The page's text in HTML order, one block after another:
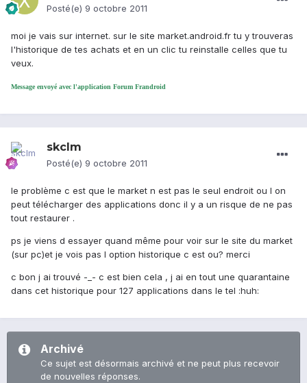
Posté(e) 9 octobre 2011
moi je vais sur internet. sur le site market.android.fr tu y trouveras
l'historique de tes achats et en un clic tu reinstalle celles que tu
veux.
Message envoyé avec l'application Forum Frandroid
skclm
Posté(e) 9 octobre 2011
le problème c est que le market n est pas le seul endroit ou l on
peut télécharger des applications donc il y a un risque de ne pas
tout restaurer .
ps je viens d essayer quand même pour voir sur le site du market
(sur pc)et je vois pas l option historique c est ou? merci
c bon j ai trouvé -_- c est bien cela , j ai en tout une quarantaine
dans cet historique pour 127 applications dans le tel :huh:
Archivé
Ce sujet est désormais archivé et ne peut plus recevoir
de nouvelles réponses.